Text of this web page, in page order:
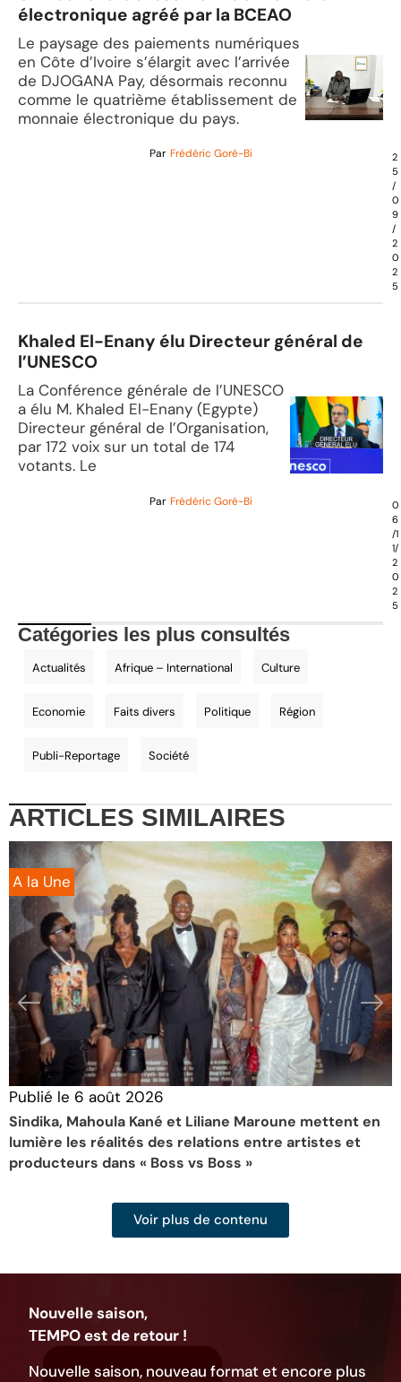
électronique agréé par la BCEAO
Le paysage des paiements numériques
en Côte d’Ivoire s’élargit avec l’arrivée
de DJOGANA Pay, désormais reconnu
comme le quatrième établissement de
monnaie électronique du pays.
Par Frédéric Goré-Bi
2
5
/
0
9
/
2
0
2
5
Khaled El-Enany élu Directeur général de
l’UNESCO
La Conférence générale de l’UNESCO
a élu M. Khaled El-Enany (Egypte)
Directeur général de l’Organisation,
par 172 voix sur un total de 174
votants. Le
Par Frédéric Goré-Bi
0
6
/1
1/
2
0
2
5
Catégories les plus consultés
Actualités Afrique – International Culture
Economie Faits divers Politique Région
Publi-Reportage Société
ARTICLES SIMILAIRES
A la Une
Publié le 6 août 2026
Sindika, Mahoula Kané et Liliane Maroune mettent en
lumière les réalités des relations entre artistes et
producteurs dans « Boss vs Boss »
Voir plus de contenu
Nouvelle saison,
TEMPO est de retour !
Nouvelle saison, nouveau format et encore plus